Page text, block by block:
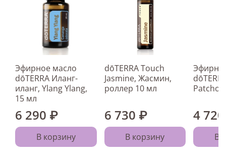
Эфирное масло
dōTERRA Иланг-
иланг, Ylang Ylang,
15 мл
6 290 ₽
В корзину
dōTERRA Touch
Jasmine, Жасмин,
роллер 10 мл
6 730 ₽
В корзину
4
В